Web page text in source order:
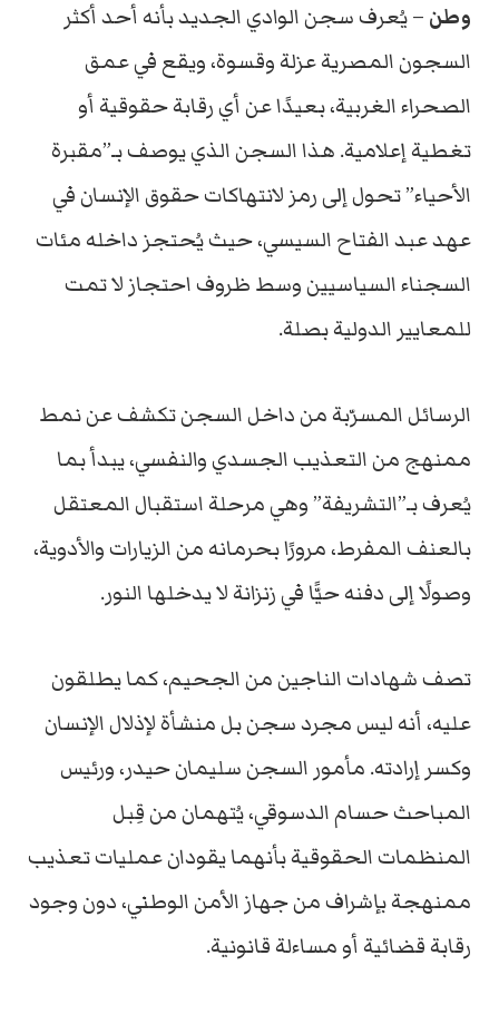
وطن –يُعرفسجنالواديالجديدبأنهأحدأكثر
السجونالمصريةعزلةوقسوة،ويقع فيعمق
الصحراءالغربية،بعيدًاعنأيرقابةحقوقيةأو
تغطيةإعلامية. هذاالسجنالذييوصفبـ”مقبرة
الأحياء”تحولإلىرمز لانتهاكاتحقوقالإنسانفي
عهدعبدالفتاح السيسي،حيثيُحتجز داخلهمئات
السجناءالسياسيينوسط ظروفاحتجاز لاتمت
للمعايير الدوليةبصلة.
الرسائلالمسرّبةمنداخلالسجنتكشفعننمط
ممنهج منالتعذيبالجسديوالنفسي،يبدأبما
يُعرفبـ”التشريفة”وهيمرحلةاستقبالالمعتقل
بالعنفالمفرط،مرورًابحرمانهمنالزياراتوالأدوية،
وصولًاإلىدفنهحيًّا فيزنزانةلايدخلها النور.
تصفشهاداتالناجينمنالجحيم،كمايطلقون
عليه،أنهليسمجردسجنبلمنشأةلإذلالالإنسان
وكسر إرادته. مأمور السجنسليمانحيدر،ورئيس
المباحثحسامالدسوقي،يُتهمانمنقِبل
المنظماتالحقوقيةبأنهمايقودانعملياتتعذيب
ممنهجةبإشرافمنجهاز الأمنالوطني،دونوجود
رقابةقضائيةأو مساءلةقانونية.